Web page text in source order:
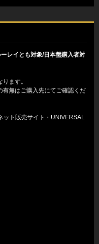
レイとも対象/日本盤購入者対
ます。
無はご購入先にてご確認くだ
ット販売サイト・UNIVERSAL